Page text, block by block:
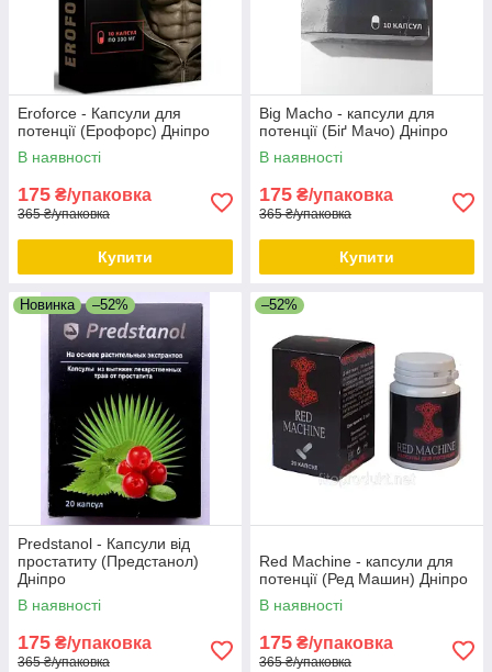
Eroforce - Капсули для
потенції (Ерофорс) Дніпро
В наявності
175 ₴/упаковка
365 ₴/упаковка
Купити
Big Macho - капсули для
потенції (Біґ Мачо) Дніпро
В наявності
175 ₴/упаковка
365 ₴/упаковка
Купити
Новинка –52%
Predstanol - Капсули від
простатиту (Предстанол)
Дніпро
В наявності
175 ₴/упаковка
365 ₴/упаковка
–52%
Red Machine - капсули для
потенції (Ред Машин) Дніпро
В наявності
175 ₴/упаковка
365 ₴/упаковка